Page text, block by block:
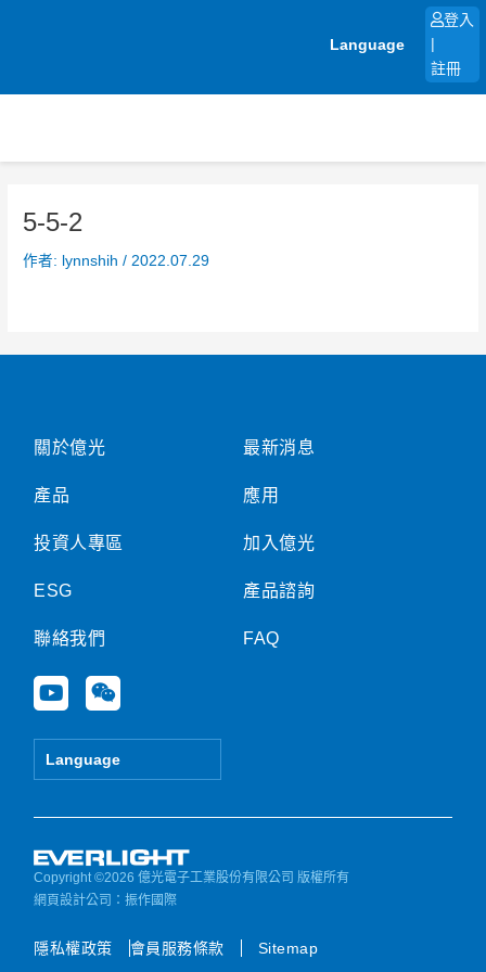
Language
登入
註冊
5-5-2
作者: lynnshih/ 2022.07.29
關於億光
產品
投資人專區
ESG
聯絡我們
Y
o
u
e
W
e
i
Language
最新消息
應用
加入億光
產品諮詢
FAQ
Copyright ©2026 億光電子工業股份有限公司 版權所有
網頁設計公司 ：振作國際
隱私權政策 會員服務條款 Sitemap